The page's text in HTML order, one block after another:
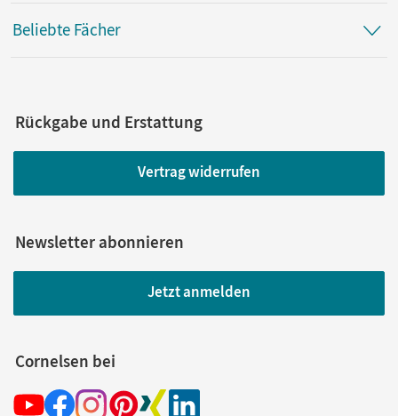
Beliebte Fächer
Rückgabe und Erstattung
Vertrag widerrufen
Newsletter abonnieren
Jetzt anmelden
Cornelsen bei